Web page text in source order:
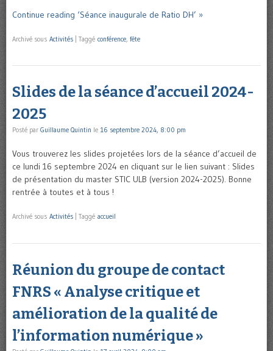
Continue reading ‘Séance inaugurale de Ratio DH’ »
Archivé sous Activités Taggé conférence fête
Slides de la séance d’accueil 2024-
2025
Posté par Guillaume Quintin le 16 septembre 2024, 8:00 pm
Vous trouverez les slides projetées lors de la séance d’accueil de
ce lundi 16 septembre 2024 en cliquant sur le lien suivant : Slides
de présentation du master STIC ULB (version 2024-2025). Bonne
rentrée à toutes et à tous !
Archivé sous Activités Taggé accueil
Réunion du groupe de contact
FNRS « Analyse critique et
amélioration de la qualité de
l’information numérique »